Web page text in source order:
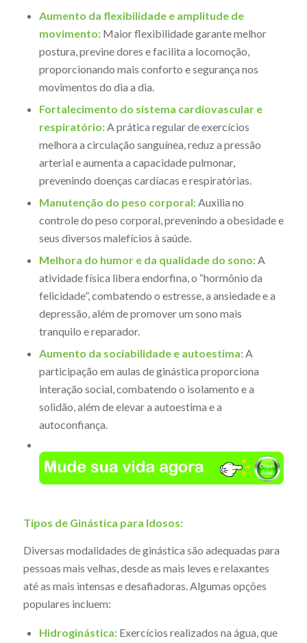
Aumento da flexibilidade e amplitude de
movimento:Maior flexibilidade garante melhor
postura, previne dores e facilita a locomoção,
proporcionando mais conforto e segurança nos
movimentos do dia a dia.
Fortalecimento do sistema cardiovascular e
respiratório:A prática regular de exercícios
melhora a circulação sanguínea, reduz a pressão
arterial e aumenta a capacidade pulmonar,
prevenindo doenças cardíacas e respiratórias.
Manutenção do peso corporal:Auxilia no
controle do peso corporal, prevenindo a obesidade e
seus diversos malefícios à saúde.
Melhora do humor e da qualidade do sono:A
atividade física libera endorfina, o “hormônio da
felicidade”, combatendo o estresse, a ansiedade e a
depressão, além de promover um sono mais
tranquilo e reparador.
Aumento da sociabilidade e autoestima:A
participação em aulas de ginástica proporciona
interação social, combatendo o isolamento e a
solidão, além de elevar a autoestima e a
autoconfiança.
Tipos de Ginástica para Idosos:
Diversas modalidades de ginástica são adequadas para
pessoas mais velhas, desde as mais leves e relaxantes
até as mais intensas e desafiadoras. Algumas opções
populares incluem:
Hidroginástica:Exercícios realizados na água, que